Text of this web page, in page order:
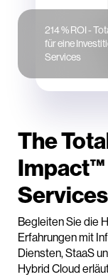
214 % ROI -
für eine
Services
The
Impact™
Services
Begleiten Sie die
Erfahrungen mit
Diensten, StaaS
Hybrid Cloud